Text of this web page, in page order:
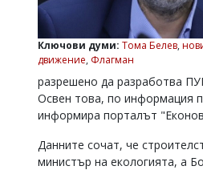
v.vasilev@flagman.bg
Касабова,
k.kassabova@flagman.bg
Главен
редактор:
Колев,
office@flagman.bg
Ключови думи: Тома Белев,
движение, Флагман
разрешено да разработва
Освен това, по информация
информира порталът
Данните сочат, че
министър на екологията, а